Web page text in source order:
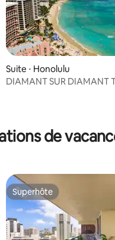
sur la base de 59
Suite ⋅ Honolulu
DIAMANT SUR DIAMANT
de
Superhôte
Superhôte